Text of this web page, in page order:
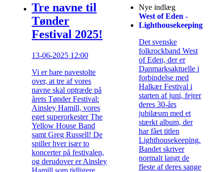
Tre navne til
Tønder
Festival 2025!
13-06-2025 12:00
Vi er bare pavestolte
over, at tre af vores
navne skal optræde på
årets Tønder Festival:
Ainsley Hamill, vores
eget superorkester The
Yellow House Band
samt Greg Russell! De
spiller hver især to
koncerter på festivalen,
og derudover er Ainsley
Hamill som tidligere
Nye indlæg
West of Eden -
Lighthousekeeping
Det svenske
folkrockband West
of Eden, der er
Danmarksaktuelle i
forbindelse med
Halkær Festival i
starten af juni, fejrer
deres 30-års
jubilæum med et
stærkt album, der
har fået titlen
Lighthousekeeping.
Bandet skriver
normalt langt de
fleste af deres sange